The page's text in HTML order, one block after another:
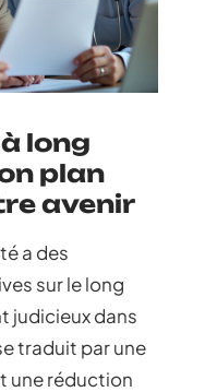
long
plan
avenir
a des
sur le long
judicieux dans
traduit par une
une réduction